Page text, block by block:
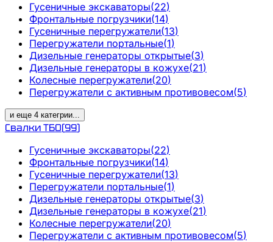
Гусеничные экскаваторы(22)
Фронтальные погрузчики(14)
Гусеничные перегружатели(13)
Перегружатели портальные(1)
Дизельные генераторы открытые(3)
Дизельные генераторы в кожухе(21)
Колесные перегружатели(20)
Перегружатели с активным противовесом(5)
и еще 4 категрии...
Свалки ТБО(99)
Гусеничные экскаваторы(22)
Фронтальные погрузчики(14)
Гусеничные перегружатели(13)
Перегружатели портальные(1)
Дизельные генераторы открытые(3)
Дизельные генераторы в кожухе(21)
Колесные перегружатели(20)
Перегружатели с активным противовесом(5)